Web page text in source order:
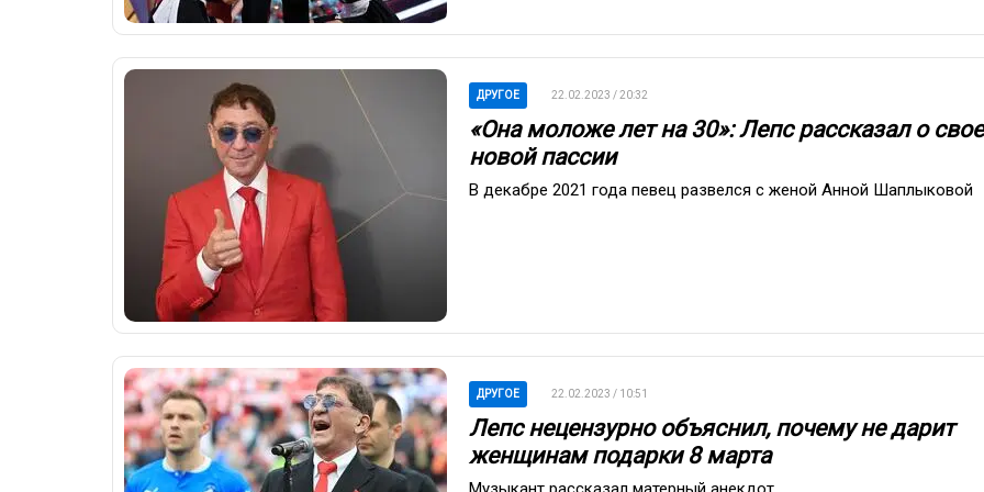
ДРУГОЕ 22.02.2023 / 20:32
«Она моложе лет на 30»: Лепс рассказал о
новой пассии
В декабре 2021 года певец развелся с женой Анной Шаплыковой
ДРУГОЕ 22.02.2023 / 10:51
Лепс нецензурно объяснил, почему не дарит
женщинам подарки 8 марта